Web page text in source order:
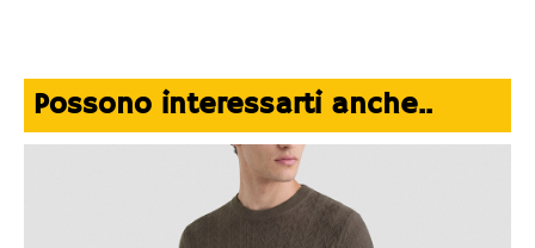
Possono interessarti anche..